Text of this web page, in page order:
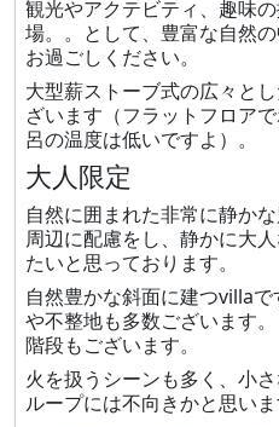
観光やアクテビティ、趣味
場。。として、豊富な自然
お過ごしください。
大型薪ストーブ式の広々と
ざいます（フラットフロア
呂の温度は低いですよ）。
大人限定
自然に囲まれた非常に静か
周辺に配慮をし、静かに大
たいと思っております。
自然豊かな斜面に建つvilla
や不整地も多数ございます
階段もございます。
火を扱うシーンも多く、小
ループには不向きかと思いま